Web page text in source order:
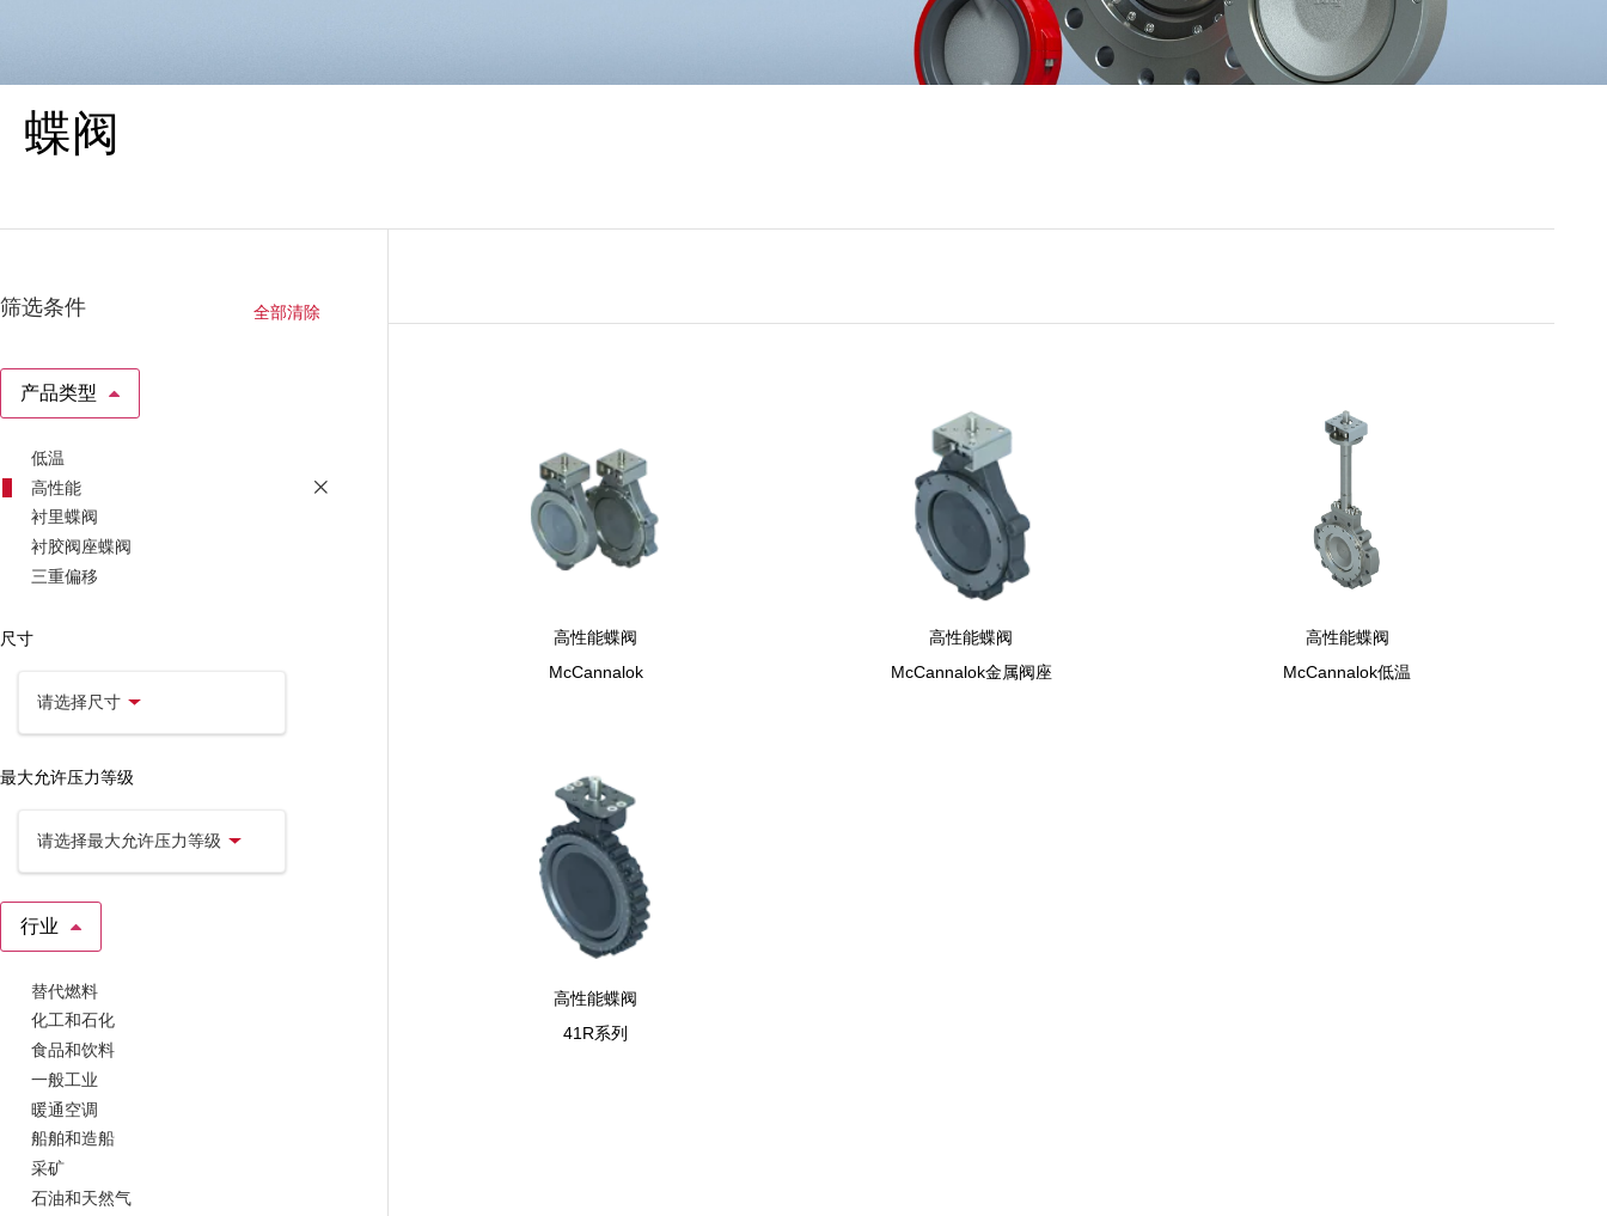
蝶阀
为在最苛刻的应用中提供可靠的性能而设
蝶阀
筛选条件 全部清除
产品类型
低温
高性能
衬里蝶阀
衬胶阀座蝶阀
三重偏移
尺寸
请选择尺寸
最大允许压力等级
请选择最大允许压力等级
行业
替代燃料
化工和石化
食品和饮料
一般工业
暖通空调
船舶和造船
采矿
石油和天然气
高性能蝶阀
McCannalok
高性能蝶阀
McCannalok金属阀座
高性能蝶阀
McCannalok低温
高性能蝶阀
41R系列